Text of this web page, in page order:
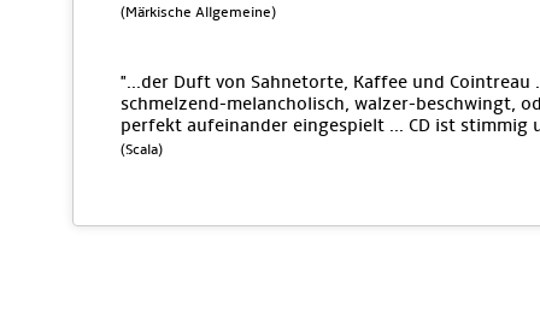
(Märkische Allgemeine)
"...der Duft von Sahnetorte, Kaffee und Cointreau
schmelzend-melancholisch, walzer-beschwingt,
perfekt aufeinander eingespielt ... CD ist stimmig
(Scala)